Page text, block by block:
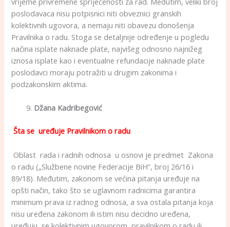
poslodavaca nisu potpisnici niti obveznici granskih
kolektivnih ugovora, a nemaju niti obavezu donošenja
Pravilnika o radu. Stoga se detaljnije određenje u pogledu
načina isplate naknade plate, najvišeg odnosno najnižeg
iznosa isplate kao i eventualne refundacije naknade plate
poslodavci moraju potražiti u drugim zakonima i
podzakonskim aktima.
Džana Kadribegović
Šta se uređuje Pravilnikom o radu
Oblast rada i radnih odnosa u osnovi je predmet Zakona
o radu („Službene novine Federacije BiH“, broj 26/16 i
89/18). Međutim, zakonom se većina pitanja uređuje na
opšti način, tako što se uglavnom radnicima garantira
minimum prava iz radnog odnosa, a sva ostala pitanja koja
nisu uređena zakonom ili istim nisu decidno uređena,